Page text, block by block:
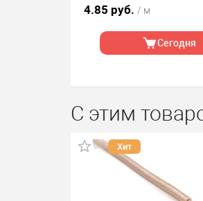
4.85 руб. / м
Сегодня
С этим
0.0 Хит